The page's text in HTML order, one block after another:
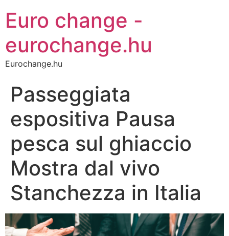
Euro change -
eurochange.hu
Eurochange.hu
Passeggiata
espositiva Pausa
pesca sul ghiaccio
Mostra dal vivo
Stanchezza in Italia